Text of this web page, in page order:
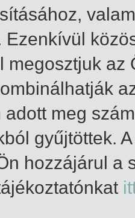
Ezenkívül
megosztjuk
adott meg
gyűjtöttek.
hozzájárul a